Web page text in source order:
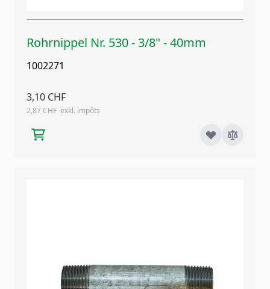
Rohrnippel Nr. 530 - 3/8" - 40mm
1002271
3,10 CHF
2,87 CHF